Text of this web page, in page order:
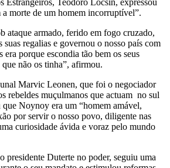
morte de um homem incorruptível”.
ataque armado, ferido em fogo cruzado,
suas regalias e governou o nosso país com
era porque escondia tão bem os seus
não os tinha”, afirmou.
Marvic Leonen, que foi o negociador
rebeldes muçulmanos que actuam no sul
Noynoy era um “homem amável,
por servir o nosso povo, diligente nas
curiosidade ávida e voraz pelo mundo
presidente Duterte no poder, seguiu uma